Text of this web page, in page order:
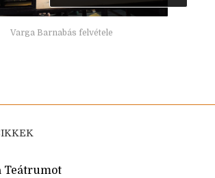
Varga Barnabás felvétele
Teátrumot